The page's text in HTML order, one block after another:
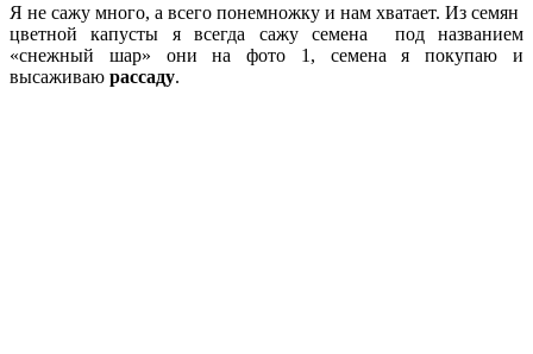
Я не сажу много, а всего понемножку и нам хватает. Из семян
цветной капусты я всегда сажу семена под названием
«снежный шар» они на фото 1, семена я покупаю и
высаживаю рассаду.